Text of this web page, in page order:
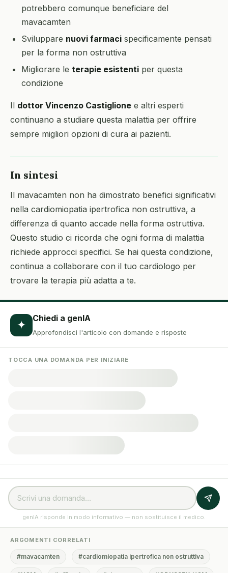
potrebbero comunque beneficiare del
mavacamten
Sviluppare nuovi farmaci specificamente pensati
per la forma non ostruttiva
Migliorare le terapie esistenti per questa
condizione
Il dottor Vincenzo Castiglione e altri esperti
continuano a studiare questa malattia per offrire
sempre migliori opzioni di cura ai pazienti.
In sintesi
Il mavacamten non ha dimostrato benefici significativi
nella cardiomiopatia ipertrofica non ostruttiva, a
differenza di quanto accade nella forma ostruttiva.
Questo studio ci ricorda che ogni forma di malattia
richiede approcci specifici. Se hai questa condizione,
continua a collaborare con il tuo cardiologo per
trovare la terapia più adatta a te.
✦ Chiedi a genIA
Approfondisci l'articolo con domande e risposte
TOCCA UNA DOMANDA PER INIZIARE
genIA risponde in modo informativo — non sostituisce il medico.
ARGOMENTI CORRELATI
#mavacamten #cardiomiopatia ipertrofica non ostruttiva